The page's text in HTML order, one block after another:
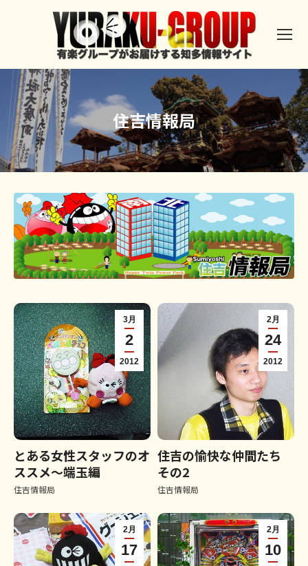
住吉情報局
3月
2
2012
とある女性スタッフのオ
ススメ～端玉編
住吉情報局
2月
24
2012
住吉の愉快な仲間たち
その2
住吉情報局
2月
17
2月
10